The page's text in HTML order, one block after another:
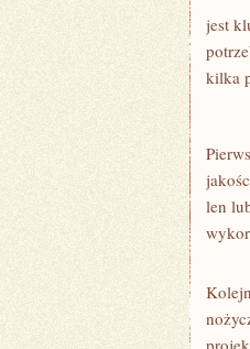
jest
kilka
len